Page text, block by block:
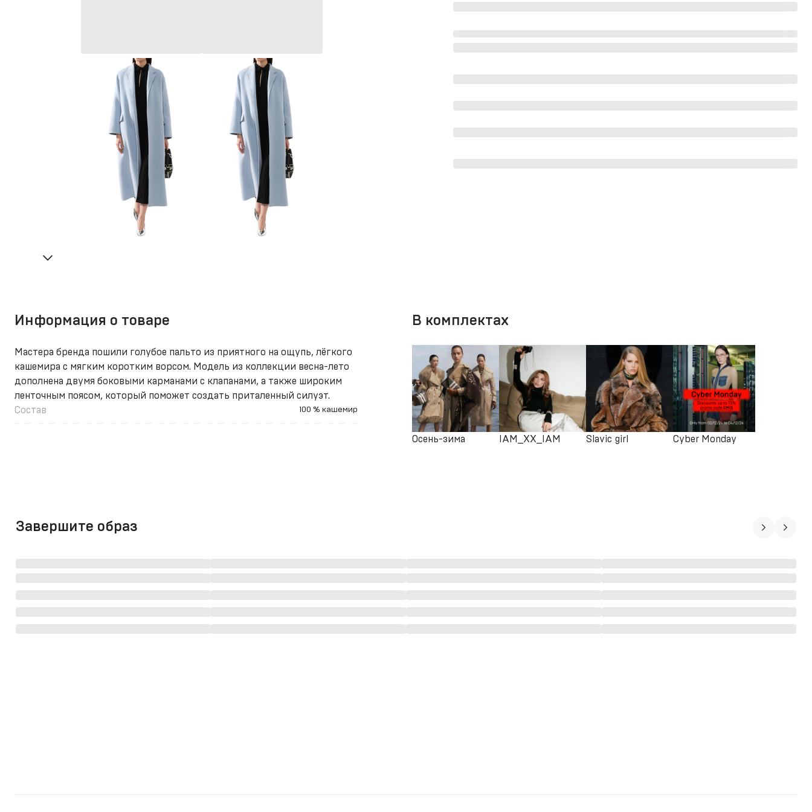
Информация о товаре
Мастера бренда пошили голубое пальто из приятного на ощупь, лёгкого
кашемира с мягким коротким ворсом. Модель из коллекции весна-лето
дополнена двумя боковыми карманами с клапанами, а также широким
ленточным поясом, который поможет создать приталенный силуэт.
Состав
100 % кашемир
Завершите образ
В комплектах
Осень-зима IAM_XX_IAM Slavic girl Cyber Monday